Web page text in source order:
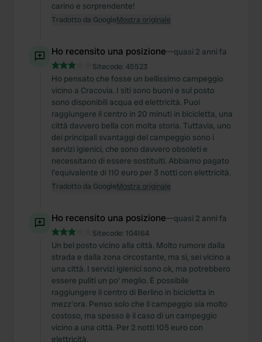
carino e sorprendente!
Tradotto da GoogleMostra originale
Ho recensito una posizione—quasi 2 anni fa
Sitecode: 45523
Ho pensato che fosse un bellissimo campeggio
vicino a Cracovia. I siti sono buoni e sul posto
sono disponibili acqua ed elettricità. Puoi
raggiungere il centro in 20 minuti in bicicletta, una
città davvero bella con molta storia. Tuttavia, uno
dei principali svantaggi del campeggio sono i
servizi igienici, che sono davvero obsoleti e
necessitano di essere sostituiti. Abbiamo pagato
l'equivalente di 110 euro per 3 notti con elettricità.
Tradotto da GoogleMostra originale
Ho recensito una posizione—quasi 2 anni fa
Sitecode: 104164
Un bel posto vicino alla città. Molto rumore dalla
strada e dalla zona circostante, ma sì, sei vicino a
una città. I servizi igienici sono ok, ma potrebbero
essere puliti un po' meglio. È possibile
raggiungere il centro di Berlino in bicicletta in
mezz'ora. Penso solo che il campeggio sia molto
costoso, ma spesso è il caso di un campeggio
vicino a una città. Per 2 notti 105 euro con
elettricità.